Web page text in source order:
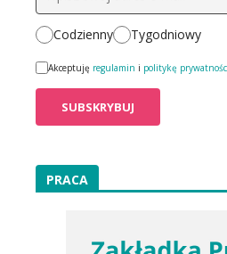
Codzienny Tygodniowy
Akceptuję regulamin i politykę
PRACA